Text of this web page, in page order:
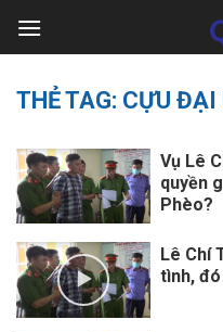
THẺ TAG: CỰU ĐẠI
Vụ Lê
quyền
Phèo?
Lê Chí
tình,